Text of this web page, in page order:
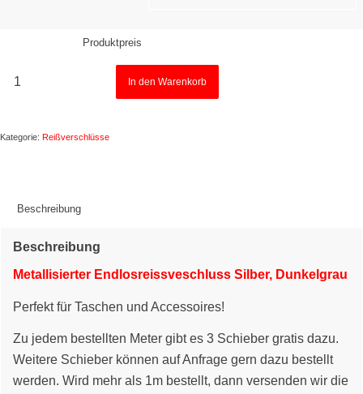
Produktpreis
In den Warenkorb
Kategorie: Reißverschlüsse
Beschreibung
Beschreibung
Metallisierter Endlosreissveschluss Silber, Dunkelgrau
Perfekt für Taschen und Accessoires!
Zu jedem bestellten Meter gibt es 3 Schieber gratis dazu.
Weitere Schieber können auf Anfrage gern dazu bestellt
werden. Wird mehr als 1m bestellt, dann versenden wir die